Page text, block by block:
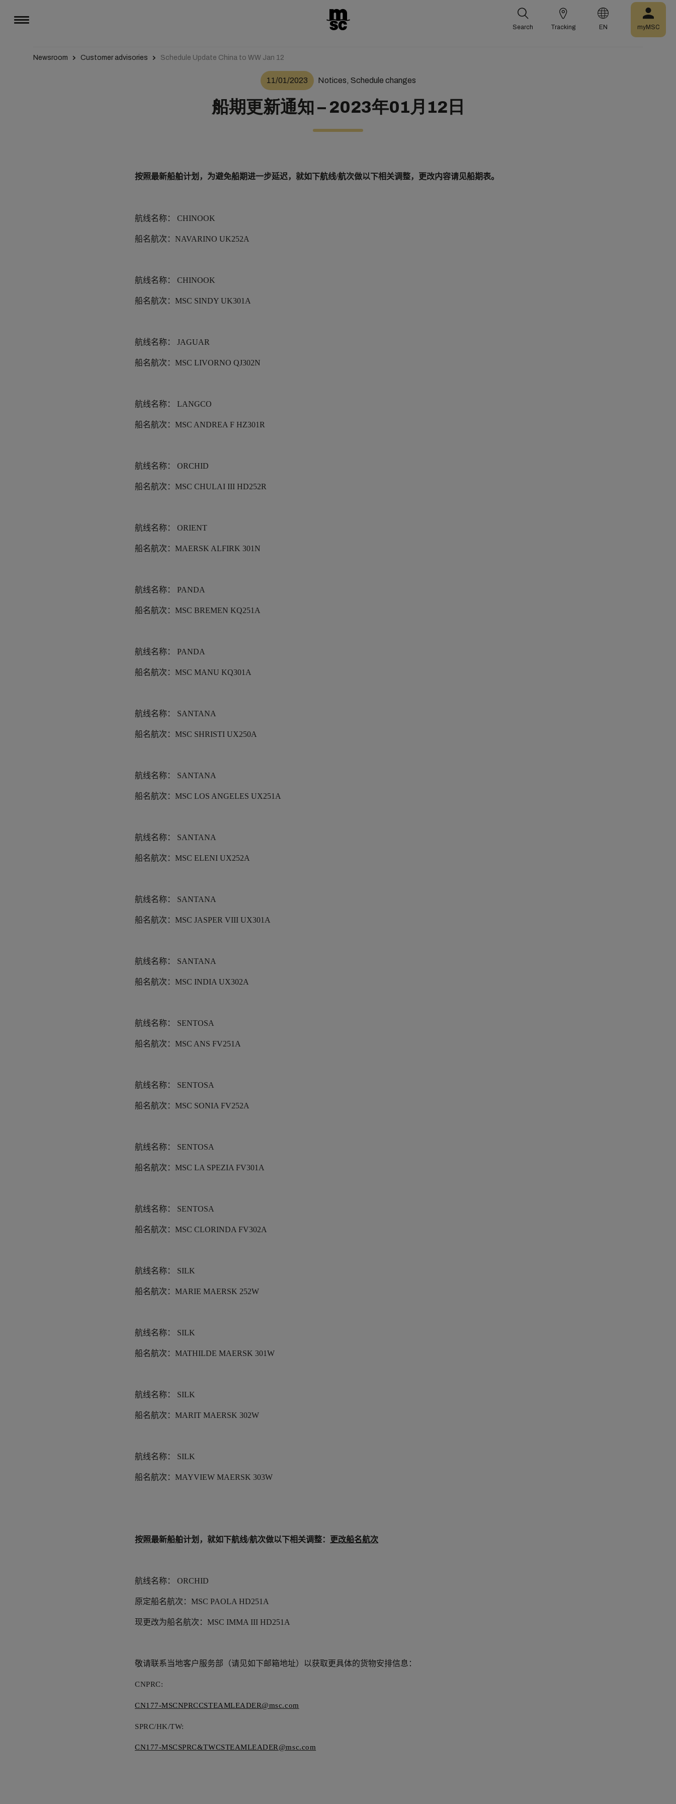
Search Tracking EN myMSC
Newsroom Customer advisories Schedule Update China to WW Jan 12
11/01/2023 Notices, Schedule changes
船期更新通知 – 2023年01月12日
按照最新船舶计划 ， 为避免船期进一步延迟，就如下航线/航次做以下相关调整，更改内容请见船期表。
航线名称： CHINOOK
船名航次： NAVARINO UK252A
航线名称： CHINOOK
船名航次： MSC SINDY UK301A
航线名称： JAGUAR
船名航次： MSC LIVORNO QJ302N
航线名称： LANGCO
船名航次： MSC ANDREA F HZ301R
航线名称： ORCHID
船名航次： MSC CHULAI III HD252R
航线名称： ORIENT
船名航次： MAERSK ALFIRK 301N
航线名称： PANDA
船名航次： MSC BREMEN KQ251A
航线名称： PANDA
船名航次： MSC MANU KQ301A
航线名称： SANTANA
船名航次： MSC SHRISTI UX250A
航线名称： SANTANA
船名航次： MSC LOS ANGELES UX251A
航线名称： SANTANA
船名航次： MSC ELENI UX252A
航线名称： SANTANA
船名航次： MSC JASPER VIII UX301A
航线名称： SANTANA
船名航次： MSC INDIA UX302A
航线名称： SENTOSA
船名航次： MSC ANS FV251A
航线名称： SENTOSA
船名航次： MSC SONIA FV252A
航线名称： SENTOSA
船名航次： MSC LA SPEZIA FV301A
航线名称： SENTOSA
船名航次： MSC CLORINDA FV302A
航线名称： SILK
船名航次： MARIE MAERSK 252W
航线名称： SILK
船名航次： MATHILDE MAERSK 301W
航线名称： SILK
船名航次： MARIT MAERSK 302W
航线名称： SILK
船名航次： MAYVIEW MAERSK 303W
按照最新船舶计划 ，就如下航线/航次做以下相关调整： 更改船名航次
航线名称： ORCHID
原定船名航次： MSC PAOLA HD251A
现更改为船名航次： MSC IMMA III HD251A
敬请联系当地客户服务部（请见如下邮箱地址）以获取更具体的货物安排信息：
CNPRC:
CN177-MSCNPRCCSTEAMLEADER@msc.com
SPRC/HK/TW:
CN177-MSCSPRC&TWCSTEAMLEADER@msc.com